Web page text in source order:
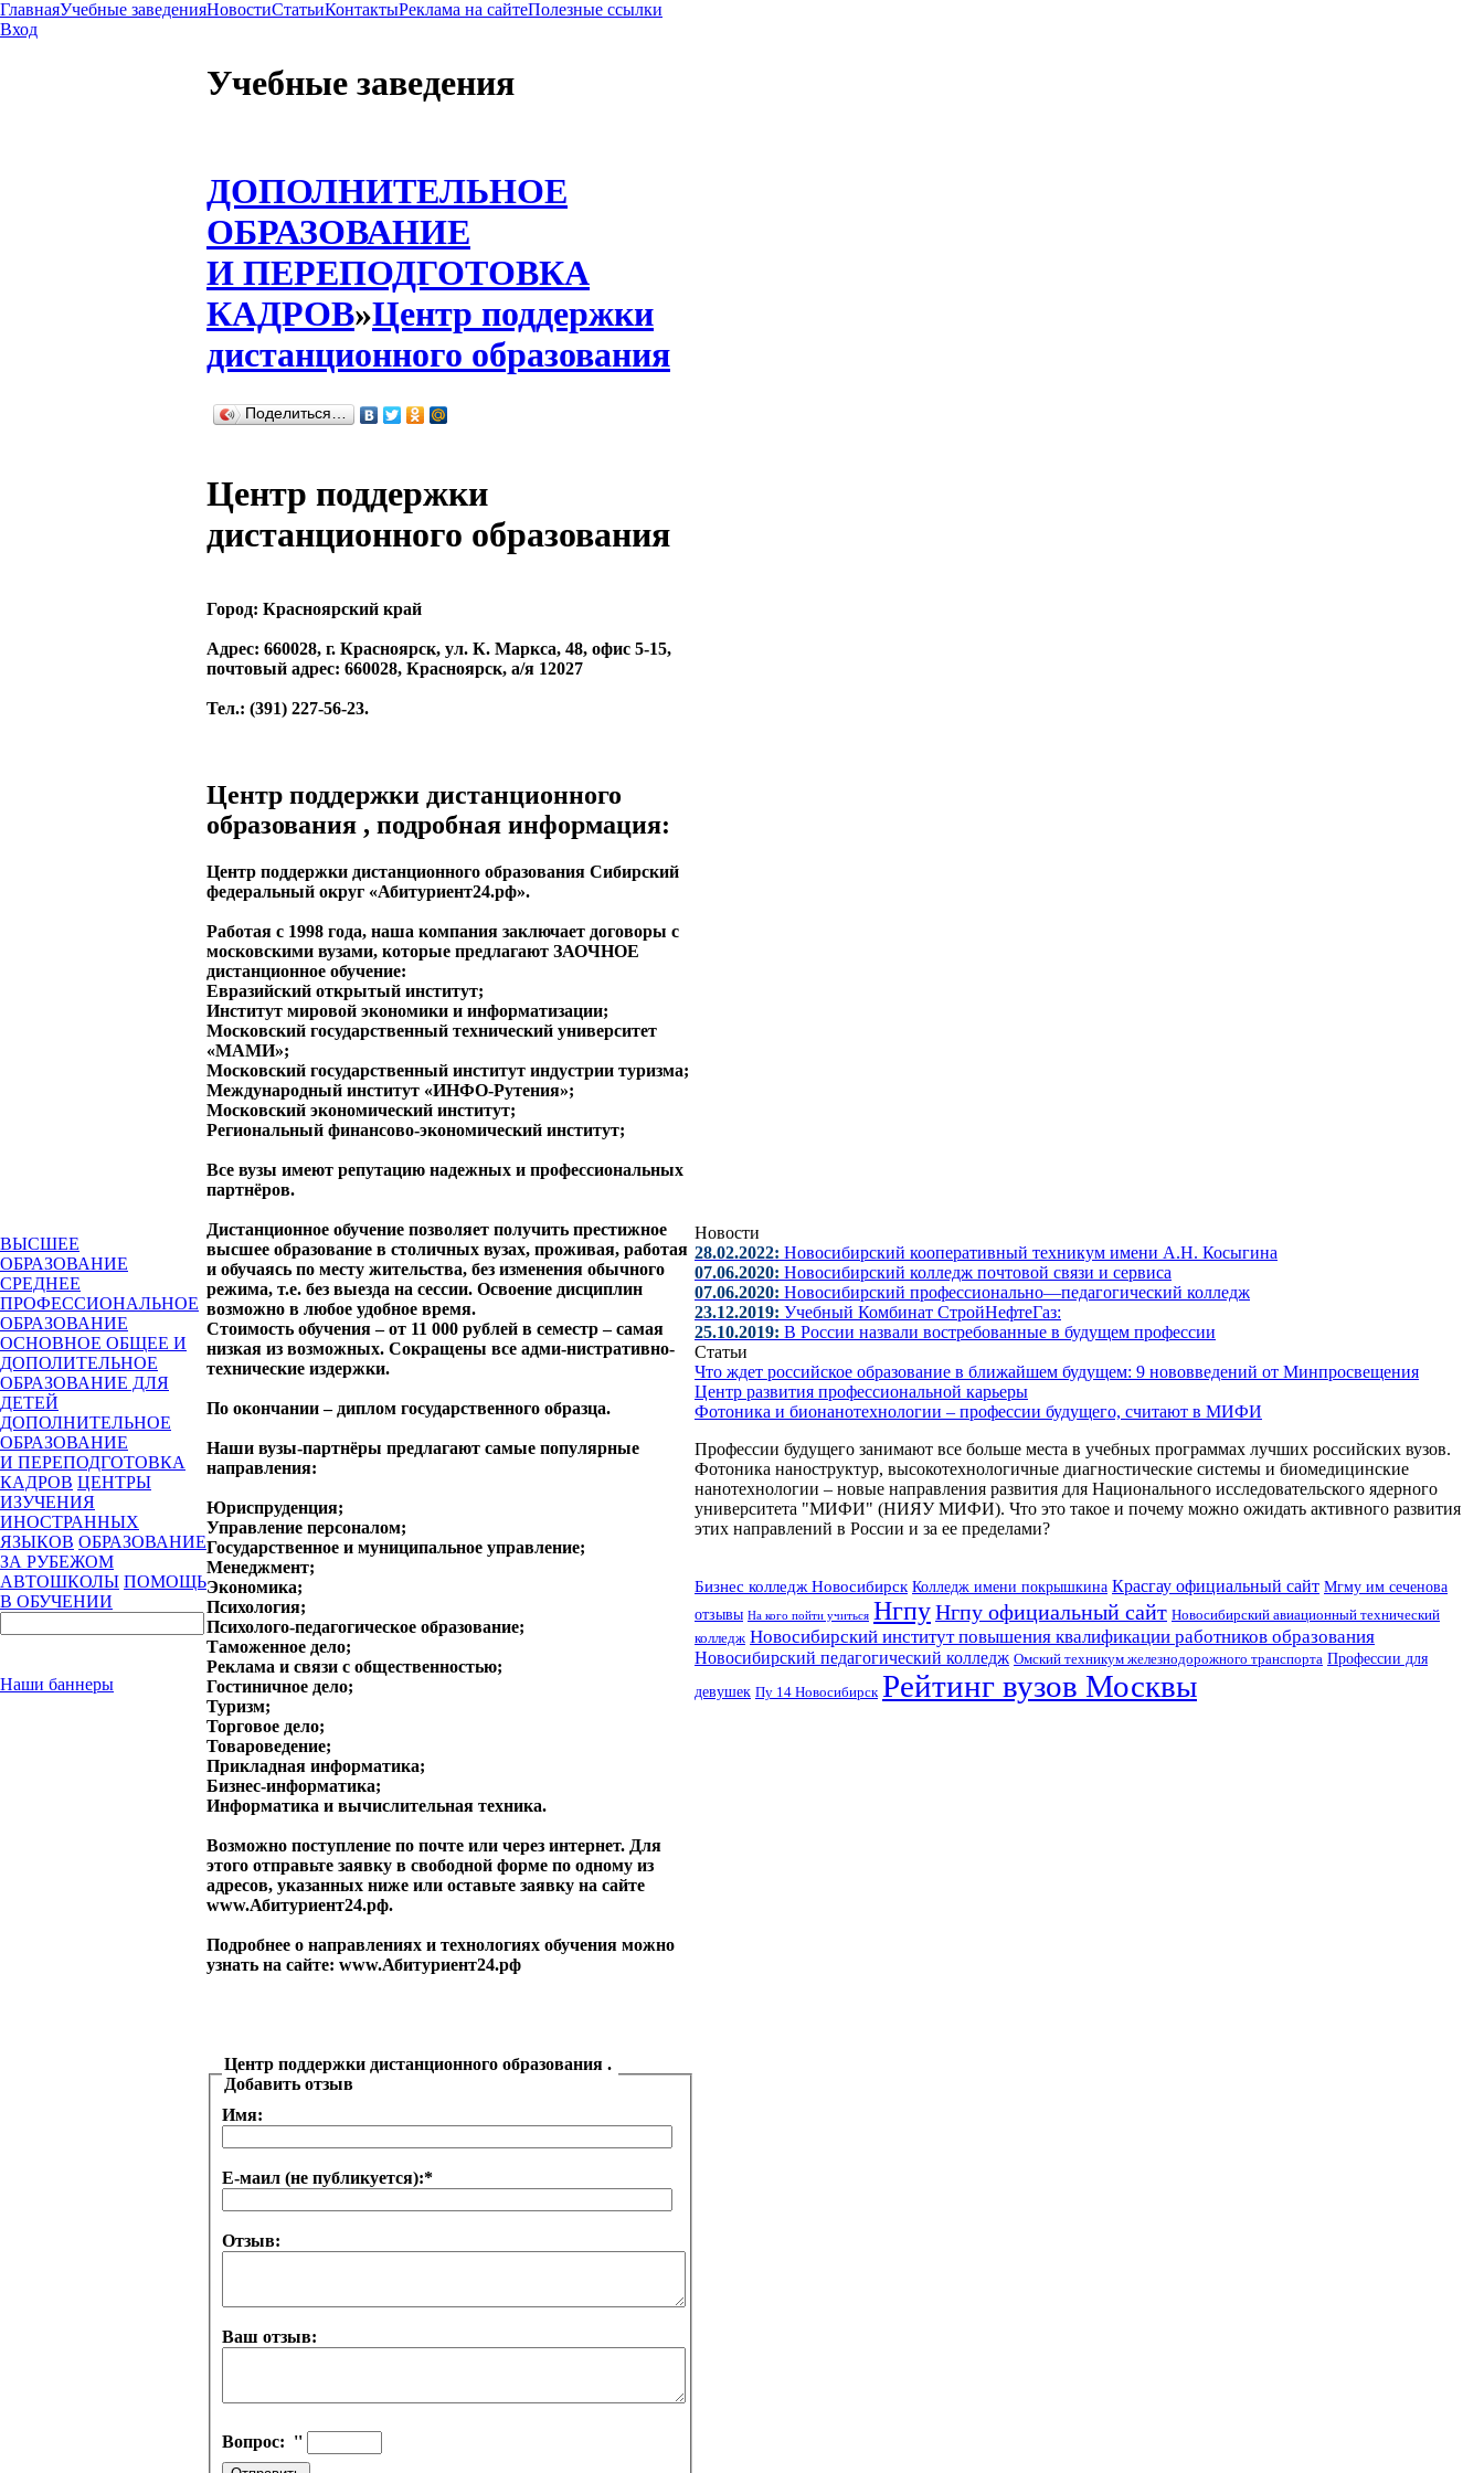
ГлавнаяУчебные заведенияНовостиСтатьиКонтактыРеклама на сайтеПолезные ссылки
Вход
ВЫСШЕЕ
ОБРАЗОВАНИЕ
СРЕДНЕЕ
ПРОФЕССИОНАЛЬНОЕ
ОБРАЗОВАНИЕ
ОСНОВНОЕ ОБЩЕЕ И
ДОПОЛИТЕЛЬНОЕ
ОБРАЗОВАНИЕ ДЛЯ
ДЕТЕЙ
ДОПОЛНИТЕЛЬНОЕ
ОБРАЗОВАНИЕ
И ПЕРЕПОДГОТОВКА
КАДРОВ ЦЕНТРЫ
ИЗУЧЕНИЯ
ИНОСТРАННЫХ
ЯЗЫКОВ ОБРАЗОВАНИЕ
ЗА РУБЕЖОМ
АВТОШКОЛЫ ПОМОЩЬ
В ОБУЧЕНИИ
Наши баннеры
Учебные заведения
ДОПОЛНИТЕЛЬНОЕ
ОБРАЗОВАНИЕ
И ПЕРЕПОДГОТОВКА
КАДРОВ»Центр поддержки
дистанционного образования
Поделиться…
Центр поддержки
дистанционного образования
Город: Красноярский край
Адрес: 660028, г. Красноярск, ул. К. Маркса, 48, офис 5-15,
почтовый адрес: 660028, Красноярск, а/я 12027
Тел.: (391) 227-56-23.
Центр поддержки дистанционного
образования , подробная информация:
Центр поддержки дистанционного образования Сибирский
федеральный округ «Абитуриент24.рф».
Работая с 1998 года, наша компания заключает договоры с
московскими вузами, которые предлагают ЗАОЧНОЕ
дистанционное обучение:
Евразийский открытый институт;
Институт мировой экономики и информатизации;
Московский государственный технический университет
«МАМИ»;
Московский государственный институт индустрии туризма;
Международный институт «ИНФО-Рутения»;
Московский экономический институт;
Региональный финансово-экономический институт;
Все вузы имеют репутацию надежных и профессиональных
партнёров.
Дистанционное обучение позволяет получить престижное
высшее образование в столичных вузах, проживая, работая
и обучаясь по месту жительства, без изменения обычного
режима, т.е. без выезда на сессии. Освоение дисциплин
возможно в любое удобное время.
Стоимость обучения – от 11 000 рублей в семестр – самая
низкая из возможных. Сокращены все адми-нистративно-
технические издержки.
По окончании – диплом государственного образца.
Наши вузы-партнёры предлагают самые популярные
направления:
Юриспруденция;
Управление персоналом;
Государственное и муниципальное управление;
Менеджмент;
Экономика;
Психология;
Психолого-педагогическое образование;
Таможенное дело;
Реклама и связи с общественностью;
Гостиничное дело;
Туризм;
Торговое дело;
Товароведение;
Прикладная информатика;
Бизнес-информатика;
Информатика и вычислительная техника.
Возможно поступление по почте или через интернет. Для
этого отправьте заявку в свободной форме по одному из
адресов, указанных ниже или оставьте заявку на сайте
www.Абитуриент24.рф.
Подробнее о направлениях и технологиях обучения можно
узнать на сайте: www.Абитуриент24.рф
Центр поддержки дистанционного образования .
Добавить отзыв
Имя:
Е-маил (не публикуется):*
Отзыв:
Ваш отзыв:
Вопрос: ''
Новости
28.02.2022: Новосибирский кооперативный техникум имени А.Н. Косыгина
07.06.2020: Новосибирский колледж почтовой связи и сервиса
07.06.2020: Новосибирский профессионально—педагогический колледж
23.12.2019: Учебный Комбинат СтройНефтеГаз:
25.10.2019: В России назвали востребованные в будущем профессии
Статьи
Что ждет российское образование в ближайшем будущем: 9 нововведений от Минпросвещения
Центр развития профессиональной карьеры
Фотоника и бионанотехнологии – профессии будущего, считают в МИФИ
Профессии будущего занимают все больше места в учебных программах лучших российских вузов.
Фотоника наноструктур, высокотехнологичные диагностические системы и биомедицинские
нанотехнологии – новые направления развития для Национального исследовательского ядерного
университета "МИФИ" (НИЯУ МИФИ). Что это такое и почему можно ожидать активного развития
этих направлений в России и за ее пределами?
Бизнес колледж Новосибирск Колледж имени покрышкина Красгау официальный сайт Мгму им сеченова
отзывы На кого пойти учиться НгпуНгпу официальный сайт Новосибирский авиационный технический
колледж Новосибирский институт повышения квалификации работников образования
Новосибирский педагогический колледж Омский техникум железнодорожного транспорта Профессии для
девушек Пу 14 Новосибирск Рейтинг вузов Москвы